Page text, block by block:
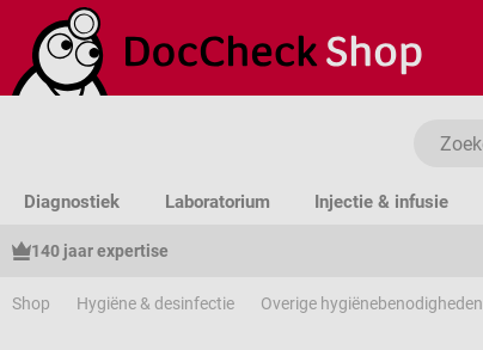
naar de hoofdinhoud
Ga naar de zoekopdracht
Ga naar de hoofdnavigatie
Diagnostiek Laboratorium Injectie & infusie
140 jaar expertise
Shop Hygiëne & desinfectie Overige hygiënebenodigheden